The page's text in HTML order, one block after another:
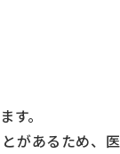
す。
があるため、医